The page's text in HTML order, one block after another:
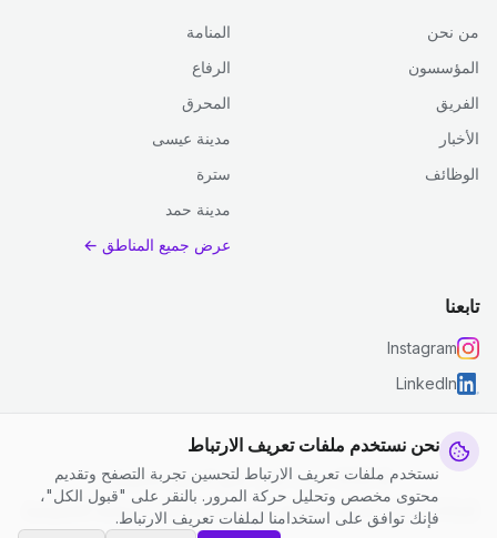
نحن نستخدم ملفات تعريف الارتباط
نستخدم ملفات تعريف الارتباط لتحسين تجربة التصفح وتقديم
محتوى مخصص وتحليل حركة المرور. بالنقر على "قبول الكل"،
فإنك توافق على استخدامنا لملفات تعريف الارتباط.
من نحن
المؤسسون
الفريق
الأخبار
الوظائف
المنامة
الرفاع
المحرق
مدينة عيسى
سترة
مدينة حمد
عرض جميع المناطق ←
تابعنا
Instagram
LinkedIn
© 2026 جست كلين. جميع الحقوق محفوظة.
سياسة الخصوصية
الشروط والأحكام | إعدادات ملفات تعريف الارتباط